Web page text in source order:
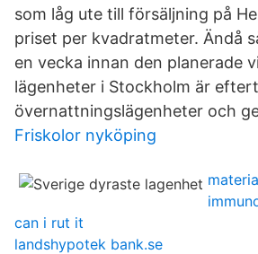
som låg ute till försäljning på
priset per kvadratmeter. Ändå
en vecka innan den planerade
lägenheter i Stockholm är
övernattningslägenheter och
Friskolor nyköping
can i rut it
landshypotek bank.se